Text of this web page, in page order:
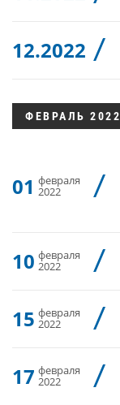
12.2022
ФЕВРАЛЬ 2022
01 февраля
2022
10 февраля
2022
15 февраля
2022
17 февраля
2022